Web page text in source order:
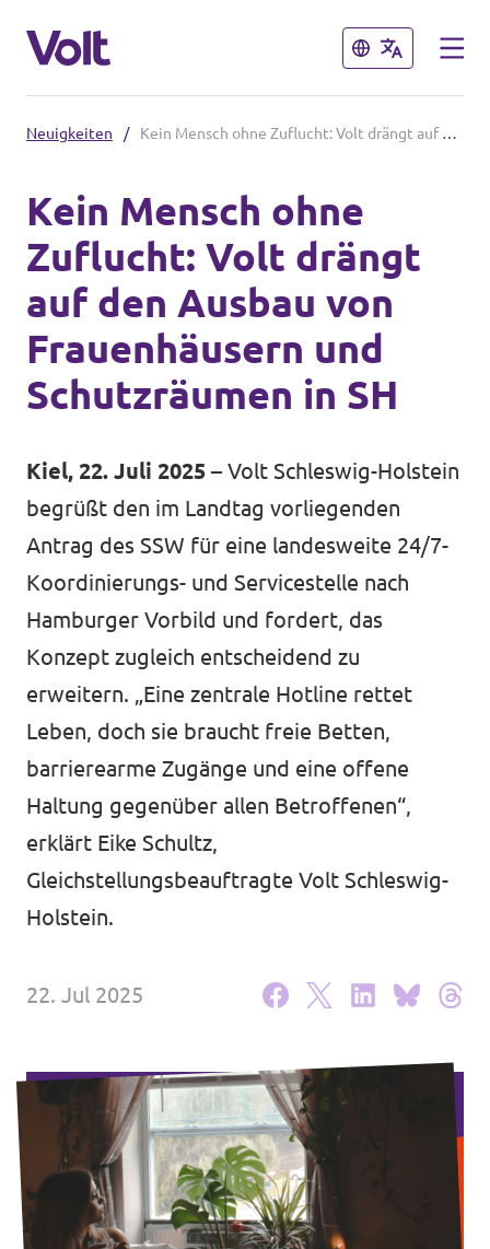
Schließen
Volt Schleswig Holstein Startseite
Lokale Teams
Volt in Deutschland
Website
Volt in deinem Bundesland
Volt Deutschland Merchandise Shop
Schließen
Programm
Über Volt
Menschen
Neuigkeiten
Unsere Events
Mache bei Volt mit!
Deine Spende für Volt
Jobs bei Volt Deutschland
Volt vor Ort
Datenschutz
Impressum
Neuigkeiten / Kein Mensch ohne Zuflucht: Volt drängt auf den Ausbau von Frauenhäusern und Schutzräumen in SH
Kein Mensch ohne
Zuflucht: Volt drängt
auf den Ausbau von
Frauenhäusern und
Schutzräumen in SH
Kiel, 22. Juli 2025 – Volt Schleswig-Holstein
begrüßt den im Landtag vorliegenden
Antrag des SSW für eine landesweite 24/7-
Koordinierungs- und Servicestelle nach
Hamburger Vorbild und fordert, das
Konzept zugleich entscheidend zu
erweitern. „Eine zentrale Hotline rettet
Leben, doch sie braucht freie Betten,
barrierearme Zugänge und eine offene
Haltung gegenüber allen Betroffenen“,
erklärt Eike Schultz,
Gleichstellungsbeauftragte Volt Schleswig-
Holstein.
22. Jul 2025